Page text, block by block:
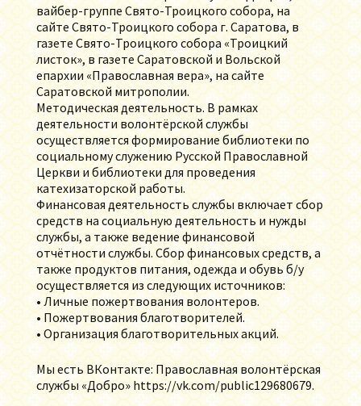
вайбер-группе Свято-Троицкого собора, на
сайте Свято-Троицкого собора г. Саратова, в
газете Свято-Троицкого собора «Троицкий
листок», в газете Саратовской и Вольской
епархии «Православная вера», на сайте
Саратовской митрополии.
Методическая деятельность. В рамках
деятельности волонтёрской службы
осуществляется формирование библиотеки по
социальному служению Русской Православной
Церкви и библиотеки для проведения
катехизаторской работы.
Финансовая деятельность службы включает сбор
средств на социальную деятельность и нужды
службы, а также ведение финансовой
отчётности службы. Сбор финансовых средств, а
также продуктов питания, одежда и обувь б/у
осуществляется из следующих источников:
• Личные пожертвования волонтеров.
• Пожертвования благотворителей.
• Организация благотворительных акций.
Мы есть ВКонтакте: Православная волонтёрская
службы «Добро» https://vk.com/public129680679.